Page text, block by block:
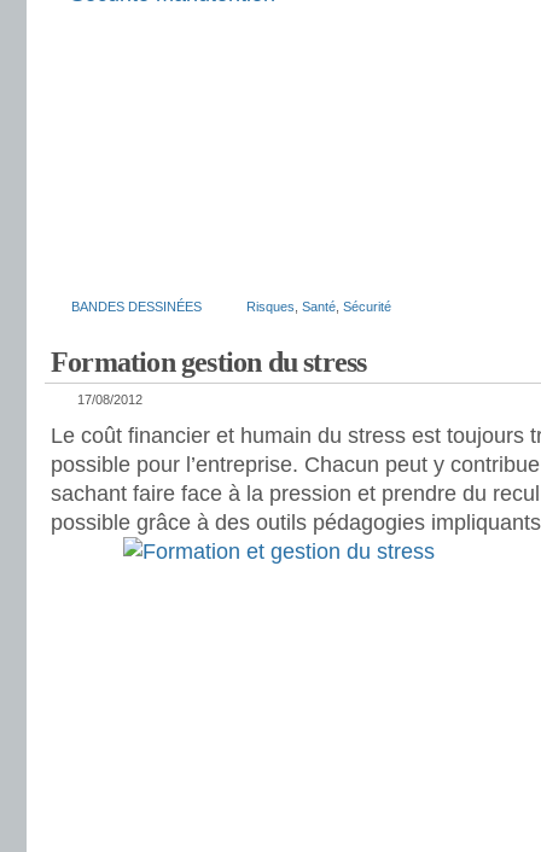
BANDES DESSINÉES Risques Santé Sécurité
Formation gestion du stress
17/08/2012
Le coût financier et humain du stress est toujours
possible pour l’entreprise. Chacun peut y
sachant faire face à la pression et prendre du
possible grâce à des outils pédagogies